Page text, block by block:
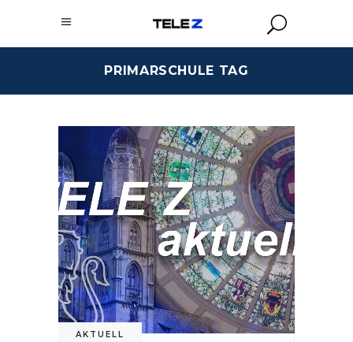
PRIMARSCHULE TAG
AKTUELL